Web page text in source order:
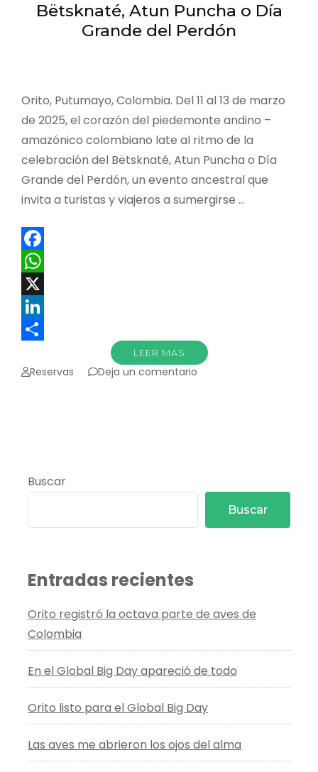
el
turismo
Bëtsknaté, Atun Puncha o Día
Grande del Perdón
Orito, Putumayo, Colombia. Del 11 al 13 de marzo
de 2025, el corazón del piedemonte andino –
amazónico colombiano late al ritmo de la
celebración del Bëtsknaté, Atun Puncha o Día
Grande del Perdón, un evento ancestral que
invita a turistas y viajeros a sumergirse …
Facebook
WhatsApp
X
LinkedIn
LEER MÁS
Reservas Deja un comentario
Perdón
Buscar
Buscar
Entradas recientes
Orito registró la octava parte de aves de
Colombia
En el Global Big Day apareció de todo
Orito listo para el Global Big Day
Las aves me abrieron los ojos del alma